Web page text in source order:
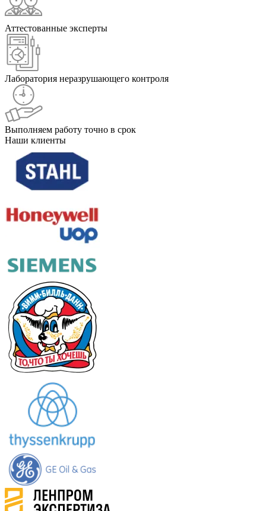
Аттестованные эксперты
Лаборатория неразрушающего контроля
Выполняем работу точно в срок
Наши клиенты